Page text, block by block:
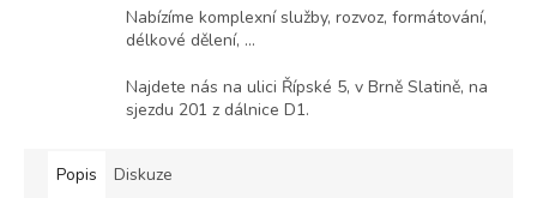
Nabízíme komplexní služby, rozvoz, formátování,
délkové dělení, ...
Najdete nás na ulici Řípské 5, v Brně Slatině, na
sjezdu 201 z dálnice D1.
Popis Diskuze